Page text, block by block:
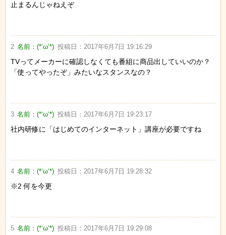
止まるんじゃねえぞ
2 名前：(*‘ω‘*) 投稿日： 2017年6月7日 19:16:29
TVってメーカーに確認しなくても番組に商品出していいのか？
「使ってやったぞ」みたいなスタンスなの？
3 名前：(*‘ω‘*) 投稿日： 2017年6月7日 19:23:17
社内研修に「はじめてのインターネット」講座が必要ですね
4 名前：(*‘ω‘*) 投稿日： 2017年6月7日 19:28:32
※2 何を今更
5 名前：(*‘ω‘*) 投稿日： 2017年6月7日 19:29:08